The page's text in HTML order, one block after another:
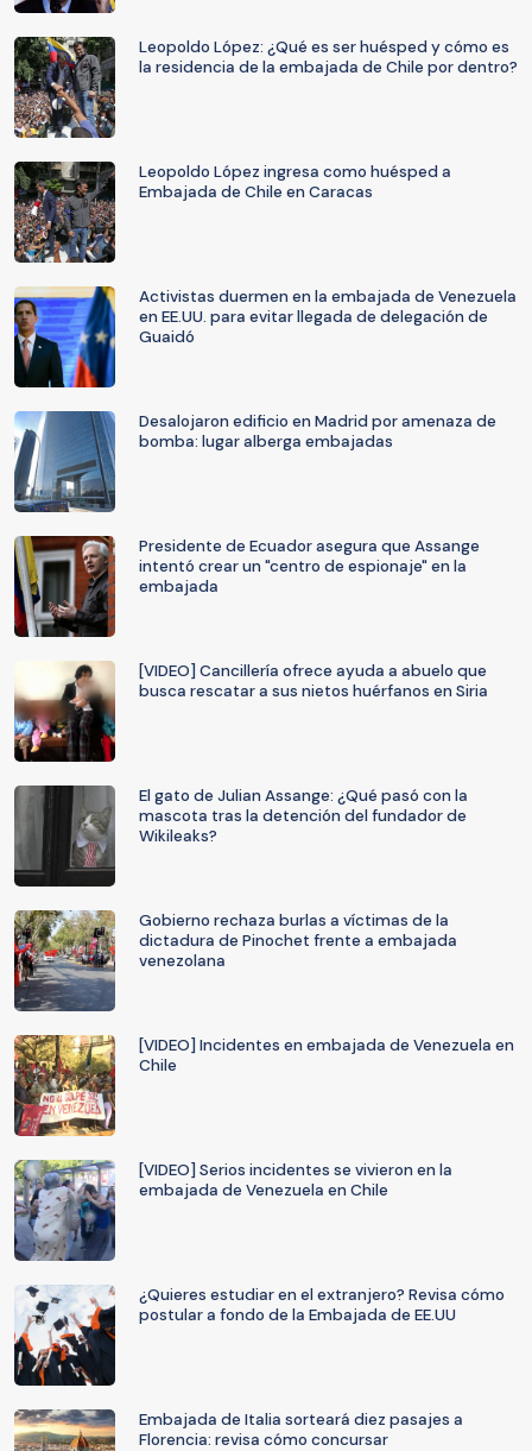
Leopoldo López: ¿Qué es ser huésped y cómo es
la residencia de la embajada de Chile por dentro?
Leopoldo López ingresa como huésped a
Embajada de Chile en Caracas
Activistas duermen en la embajada de Venezuela
en EE.UU. para evitar llegada de delegación de
Guaidó
Desalojaron edificio en Madrid por amenaza de
bomba: lugar alberga embajadas
Presidente de Ecuador asegura que Assange
intentó crear un "centro de espionaje" en la
embajada
[VIDEO] Cancillería ofrece ayuda a abuelo que
busca rescatar a sus nietos huérfanos en Siria
El gato de Julian Assange: ¿Qué pasó con la
mascota tras la detención del fundador de
Wikileaks?
Gobierno rechaza burlas a víctimas de la
dictadura de Pinochet frente a embajada
venezolana
[VIDEO] Incidentes en embajada de Venezuela en
Chile
[VIDEO] Serios incidentes se vivieron en la
embajada de Venezuela en Chile
¿Quieres estudiar en el extranjero? Revisa cómo
postular a fondo de la Embajada de EE.UU
Embajada de Italia sorteará diez pasajes a
Florencia: revisa cómo concursar